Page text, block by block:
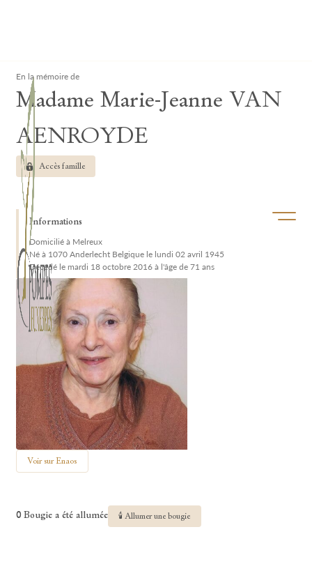
Ouvrir/
En la mémoire de
Madame Marie-Jeanne VAN
AENROYDE
Accès famille
Informations
Domicilié à Melreux
Né à 1070 Anderlecht Belgique le lundi 02 avril 1945
Décédé le mardi 18 octobre 2016 à l'âge de 71 ans
Voir sur Enaos
0 Bougie a été allumée 🕯 Allumer une bougie